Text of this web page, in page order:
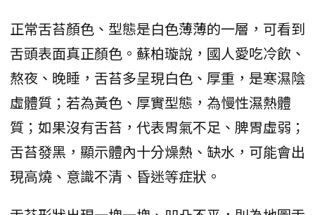
正常舌苔顏色、型態是白色薄薄的一層，可看到
舌頭表面真正顏色。蘇柏璇說，國人愛吃冷飲、
熬夜、晚睡，舌苔多呈現白色、厚重，是寒濕陰
虛體質；若為黃色、厚實型態，為慢性濕熱體
質；如果沒有舌苔，代表胃氣不足、脾胃虛弱；
舌苔發黑，顯示體內十分燥熱、缺水，可能會出
現高燒、意識不清、昏迷等症狀。